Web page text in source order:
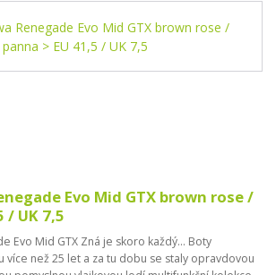
Evo Mid GTX brown rose /
/ UK 7,5
Evo Mid GTX Zná je skoro každý... Boty
více než 25 let a za tu dobu se staly opravdovou